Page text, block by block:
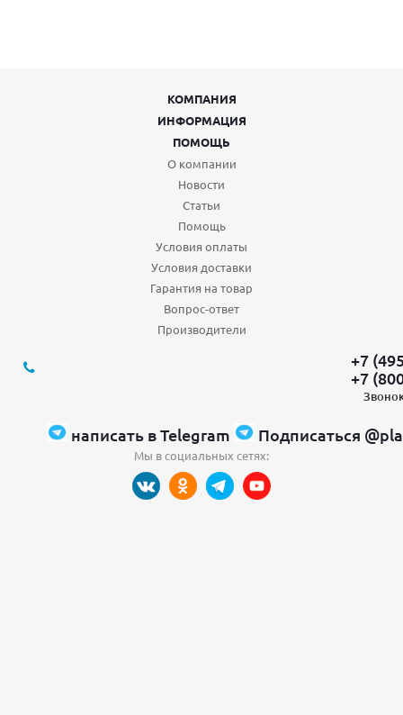
КОМПАНИЯ
ИНФОРМАЦИЯ
ПОМОЩЬ
О компании
Новости
Статьи
Помощь
Условия оплаты
Условия доставки
Гарантия на товар
Вопрос-ответ
Производители
+7
+7
написать в Telegram Подписаться
Мы в социальных сетях: